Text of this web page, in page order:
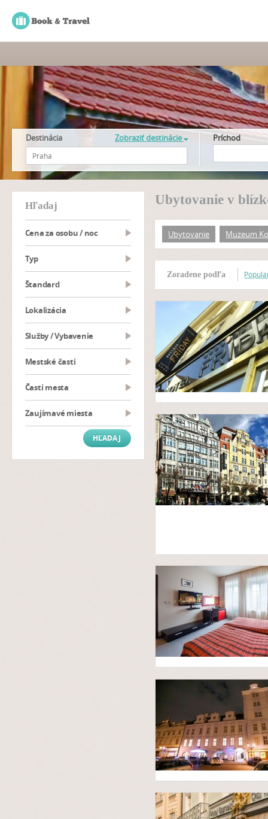
Destinácia Zobraziť destinácie Príchod
hľadaj
Cena za osobu / noc
typ
Štandard
Lokalizácia
Služby / Vybavenie
Mestské časti
Časti mesta
Zaujímavé miesta
Ubytovanie v
Ubytovanie Muzeum
Zoradene podľa